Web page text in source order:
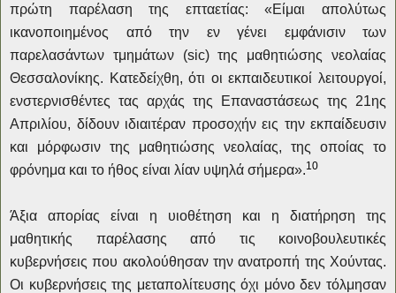
πρώτη παρέλαση της επταετίας: «Είμαι απολύτως
ικανοποιημένος από την εν γένει εμφάνισιν των
παρελασάντων τμημάτων (sic) της μαθητιώσης νεολαίας
Θεσσαλονίκης. Κατεδείχθη, ότι οι εκπαιδευτικοί λειτουργοί,
ενστερνισθέντες τας αρχάς της Επαναστάσεως της 21ης
Απριλίου, δίδουν ιδιαιτέραν προσοχήν εις την εκπαίδευσιν
και μόρφωσιν της μαθητιώσης νεολαίας, της οποίας το
φρόνημα και το ήθος είναι λίαν υψηλά σήμερα».10
Άξια απορίας είναι η υιοθέτηση και η διατήρηση της
μαθητικής παρέλασης από τις κοινοβουλευτικές
κυβερνήσεις που ακολούθησαν την ανατροπή της Χούντας.
Οι κυβερνήσεις της μεταπολίτευσης όχι μόνο δεν τόλμησαν